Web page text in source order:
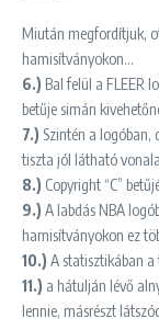
Miután megfordítjuk,
hamisítványokon…
6.) Bal felül a FLEER
betűje simán
7.) Szintén a logóban,
tiszta jól látható
8.) Copyright “C”
9.) A labdás NBA
hamisítványokon ez
10.) A statisztikában
11.) a hátulján lévő
lennie, másrészt